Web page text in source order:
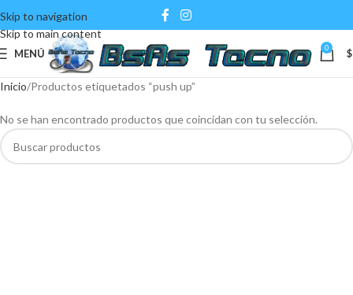
Skip to navigation
Skip to main content
MENÚ 0 $
Inicio Productos etiquetados “push up”
No se han encontrado productos que coincidan con tu selección.